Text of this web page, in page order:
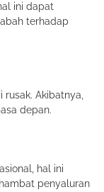
ini dapat
terhadap
Akibatnya,
depan.
hal ini
penyaluran